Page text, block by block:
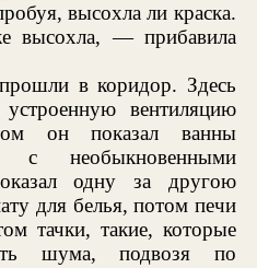
высохла ли краска.
высохла, — прибавила
в коридор. Здесь
вентиляцию
он показал ванны
с необыкновенными
одну за другою
для белья, потом печи
тачки, такие, которые
шума, подвозя по